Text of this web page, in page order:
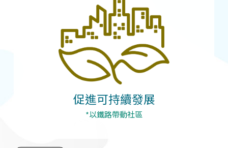
促進可持續發展
*以鐵路帶動社區